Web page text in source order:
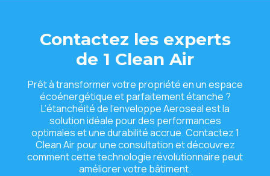
Contactez les experts
de 1 Clean Air
Prêt à transformer votre propriété en un espace
écoénergétique et parfaitement étanche ?
L’étanchéité de l’enveloppe Aeroseal est la
solution idéale pour des performances
optimales et une durabilité accrue. Contactez 1
Clean Air pour une consultation et découvrez
comment cette technologie révolutionnaire peut
améliorer votre bâtiment.